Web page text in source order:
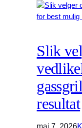
Slik
resultat